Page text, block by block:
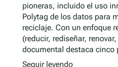
pioneras, incluido el uso
Polytag de los datos para
reciclaje. Con un enfoque
(reducir, rediseñar,
documental destaca cinco
Seguir leyendo